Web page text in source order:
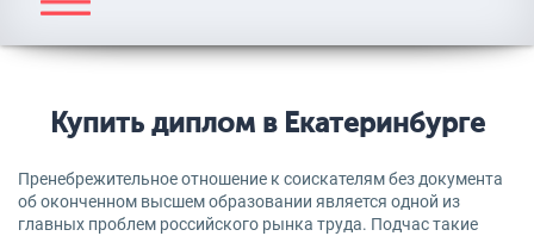
Купить диплом в Екатеринбурге
Пренебрежительное отношение к соискателям без документа
об оконченном высшем образовании является одной из
главных проблем российского рынка труда. Подчас такие